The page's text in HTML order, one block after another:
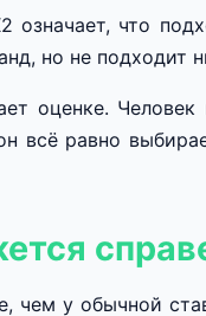
означает, что
но не подходит
оценке.
всё равно
чем у обычной